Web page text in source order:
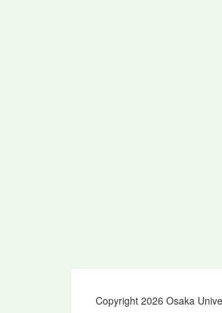
Copyright 2026 Osaka